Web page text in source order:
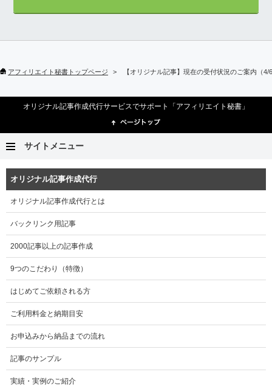
アフィリエイト秘書トップページ 【オリジナル記事】現在の受付状況のご案内（4/
オリジナル記事作成代行サービスでサポート「アフィリエイト秘書」
サイトメニュー
オリジナル記事作成代行
オリジナル記事作成代行とは
バックリンク用記事
2000記事以上の記事作成
9つのこだわり（特徴）
はじめてご依頼される方
ご利用料金と納期目安
お申込みから納品までの流れ
記事のサンプル
実績・実例のご紹介